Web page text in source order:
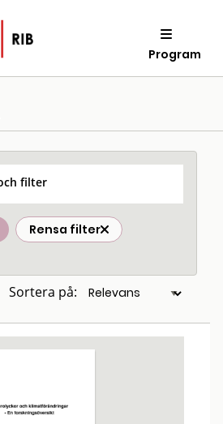
Program
filter
Rensa filter
Sortera på: